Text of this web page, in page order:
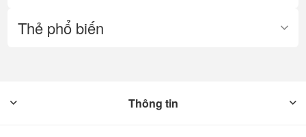
Thẻ phổ biến
Thông tin